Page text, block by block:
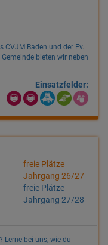
CVJM Baden und der Ev.
bieten wir neben
Einsatzfelder:
freie Plätze
Jahrgang 26/27
freie Plätze
Jahrgang 27/28
Lerne bei uns, wie du